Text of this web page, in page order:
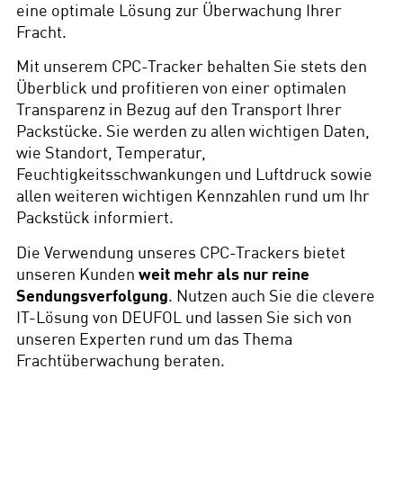
eine optimale Lösung zur Überwachung Ihrer
Fracht.
Mit unserem CPC-Tracker behalten Sie stets den
Überblick und profitieren von einer optimalen
Transparenz in Bezug auf den Transport Ihrer
Packstücke. Sie werden zu allen wichtigen Daten,
wie Standort, Temperatur,
Feuchtigkeitsschwankungen und Luftdruck sowie
allen weiteren wichtigen Kennzahlen rund um Ihr
Packstück informiert.
Die Verwendung unseres CPC-Trackers bietet
unseren Kunden weit mehr als nur reine
Sendungsverfolgung. Nutzen auch Sie die clevere
IT-Lösung von DEUFOL und lassen Sie sich von
unseren Experten rund um das Thema
Frachtüberwachung beraten.